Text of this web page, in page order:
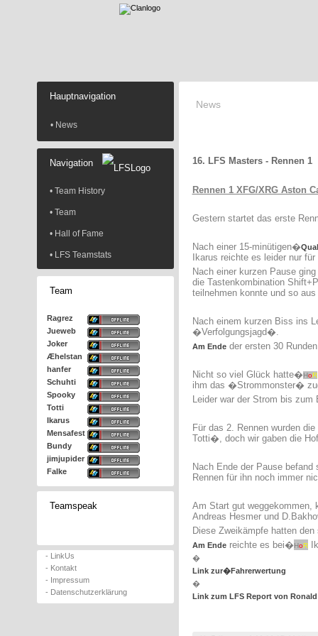
Hauptnavigation
• News
Navigation
• Team History
• Team
• Hall of Fame
• LFS Teamstats
Team
Ragrez
Jueweb
Joker
Æhelstan
hanfer
Schuhti
Spooky
Totti
Ikarus
Mensafest
Bundy
jimjupider
Falke
Teamspeak
- LinkUs
- Kontakt
- Impressum
- Datenschutzerklärung
News
16. LFS Masters - Rennen 1
Rennen 1 XFG/XRG Aston
Gestern startet das erste
Nach einer 15-minütigen�
Ikarus reichte es leider nur
Nach einer kurzen Pause
die Tastenkombination
teilnehmen konnte und so
Nach einem kurzen Biss ins
�Verfolgungsjagd�.
Am Endeder ersten 30
Nicht so viel Glück hatte�HoR
ihm das �Strommonster�
Leider war der Strom bis
Für das 2. Rennen wurden
Totti�, doch wir gaben die
Nach Ende der Pause
Rennen für ihn noch immer
Am Start gut weggekommen,
Andreas Hesmer und
Diese Zweikämpfe hatten
Am Endereichte es bei�HoR
�
Link zur�Fahrerwertung
�
Link zum LFS Report von